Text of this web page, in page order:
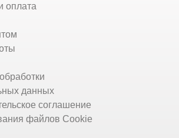
оплата
данных
соглашение
файлов Cookie